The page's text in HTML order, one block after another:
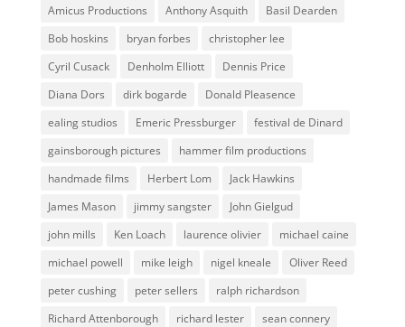
Amicus Productions
Anthony Asquith
Basil Dearden
Bob hoskins
bryan forbes
christopher lee
Cyril Cusack
Denholm Elliott
Dennis Price
Diana Dors
dirk bogarde
Donald Pleasence
ealing studios
Emeric Pressburger
festival de Dinard
gainsborough pictures
hammer film productions
handmade films
Herbert Lom
Jack Hawkins
James Mason
jimmy sangster
John Gielgud
john mills
Ken Loach laurence olivier
michael caine
michael powell
mike leigh nigel kneale
Oliver Reed
peter cushing
peter sellers
ralph richardson
Richard Attenborough
richard lester
sean connery